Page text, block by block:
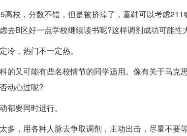
高校，分数不错，但是被挤掉了，童鞋可以考虑
去B区好一点学校继续读书呢?这样调剂成功可能性
冷，热门不一定热。
的又可能有些名校情节的同学适用。像有关于马克
动心过呢?
都要同时进行。
多，用各种人脉去争取调剂，主动出击，尽量不